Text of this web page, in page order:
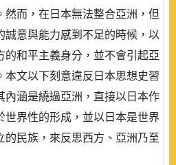
然而，在日本無法整合亞洲，但
誠意與能力感到不足的時候，以
的和平主義身分，並不會引起亞
本文以下刻意違反日本思想史習
內涵是繞過亞洲，直接以日本作
世界性的形成，並以日本是世界
的民族，來反思西方、亞洲乃至